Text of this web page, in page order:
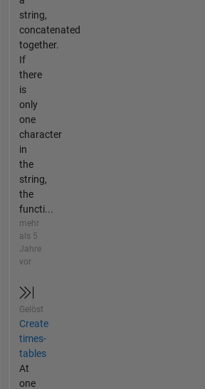
string,
concatenated
together.
If
there
is
only
one
character
in
the
string,
the
functi...
mehr
als 5
Jahre
vor
Gelöst
Create
times-
tables
At
one